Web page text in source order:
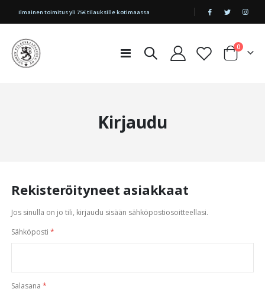
|
Ilmainen toimitus yli 75€ tilauksille kotimaassa
Toggle
Cart
0tuotetta
Kirjaudu
Rekisteröityneet asiakkaat
Jos sinulla on jo tili, kirjaudu sisään sähköpostiosoitteellasi.
Sähköposti
Salasana